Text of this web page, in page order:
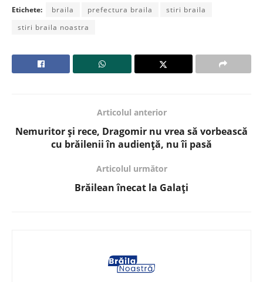
Etichete: braila prefectura braila
stiri braila
stiri braila noastra
Articolul anterior
Nemuritor și rece, Dragomir nu vrea să vorbească
cu brăilenii în audiență, nu îi pasă
Articolul următor
Brăilean înecat la Galați